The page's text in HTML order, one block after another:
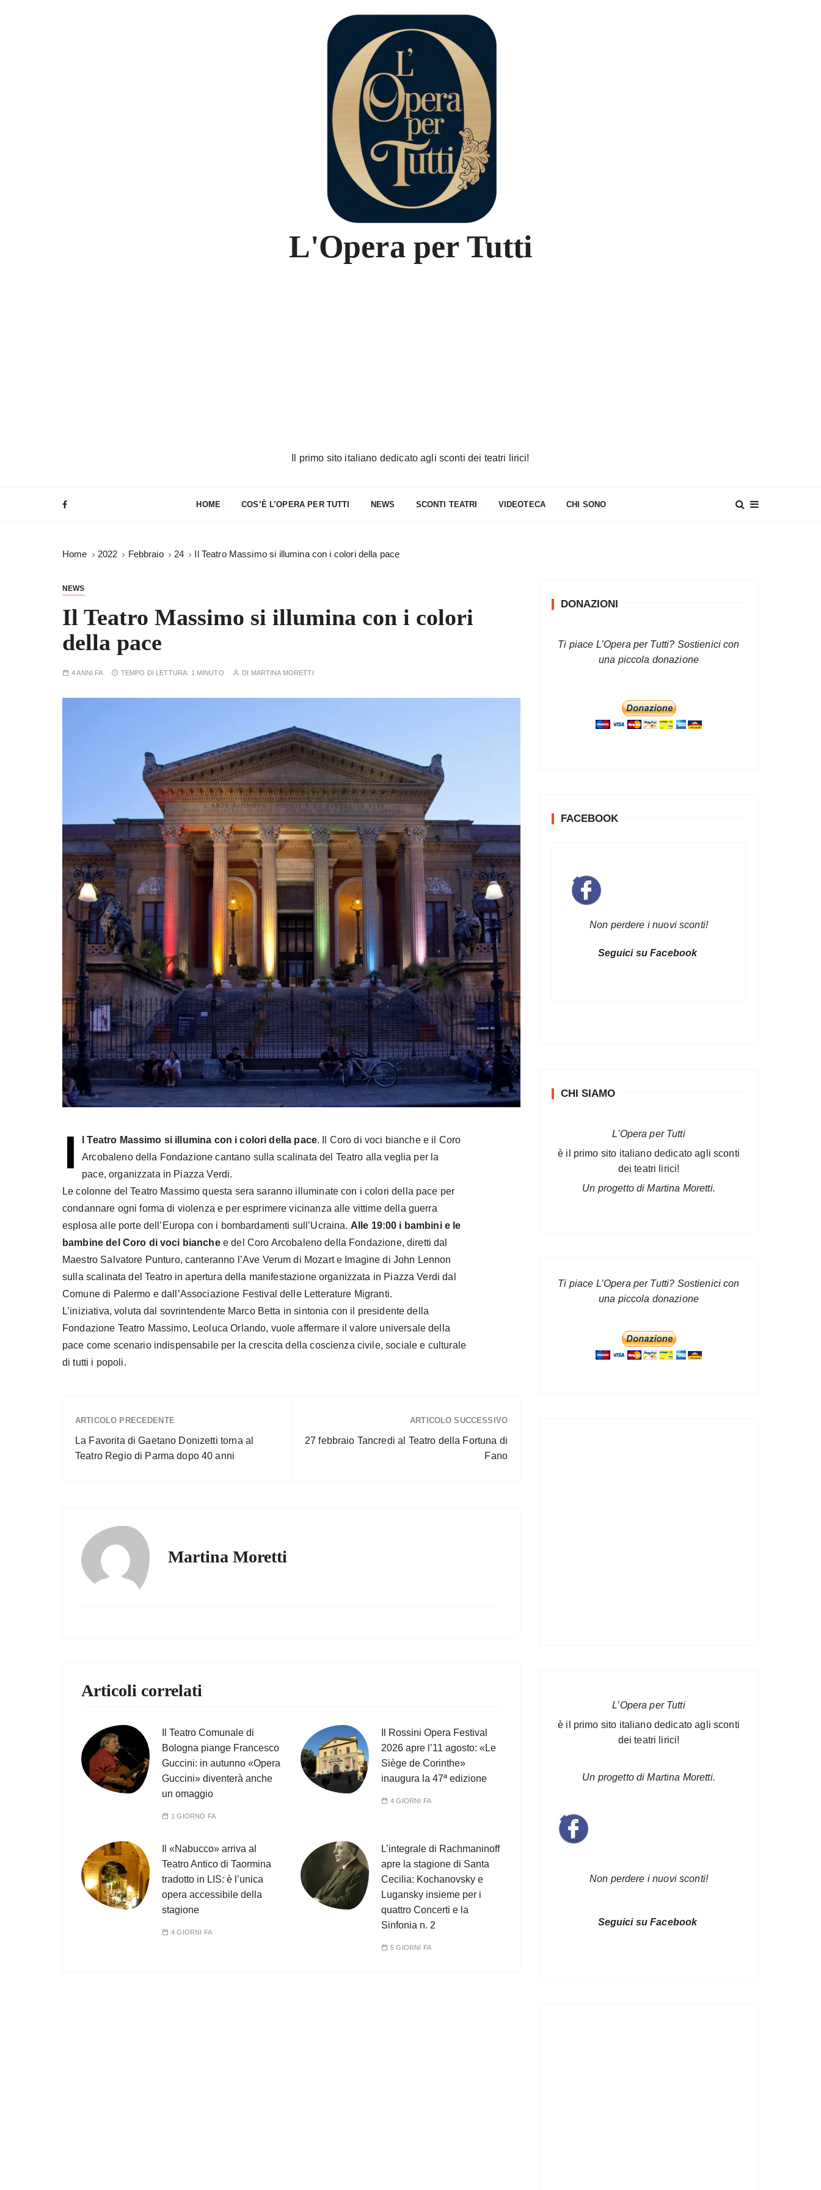
L'Opera per Tutti
Il primo sito italiano dedicato agli sconti dei teatri lirici!
HOME COS’È L’OPERA PER TUTTI NEWS SCONTI TEATRI VIDEOTECA CHI SONO
Home 2022 Febbraio 24 Il Teatro Massimo si illumina con i colori della pace
NEWS
Il Teatro Massimo si illumina con i colori
della pace
4 ANNI FA TEMPO DI LETTURA: 1 MINUTO DI MARTINA MORETTI
I l Teatro Massimo si illumina con i colori della pace. Il Coro di voci bianche e il Coro
Arcobaleno della Fondazione cantano sulla scalinata del Teatro alla veglia per la
pace, organizzata in Piazza Verdi.
Le colonne del Teatro Massimo questa sera saranno illuminate con i colori della pace per
condannare ogni forma di violenza e per esprimere vicinanza alle vittime della guerra
esplosa alle porte dell’Europa con i bombardamenti sull’Ucraina. Alle 19:00 i bambini e le
bambine del Coro di voci bianche e del Coro Arcobaleno della Fondazione, diretti dal
Maestro Salvatore Punturo, canteranno l’Ave Verum di Mozart e Imagine di John Lennon
sulla scalinata del Teatro in apertura della manifestazione organizzata in Piazza Verdi dal
Comune di Palermo e dall’Associazione Festival delle Letterature Migranti.
L’iniziativa, voluta dal sovrintendente Marco Betta in sintonia con il presidente della
Fondazione Teatro Massimo, Leoluca Orlando, vuole affermare il valore universale della
pace come scenario indispensabile per la crescita della coscienza civile, sociale e culturale
di tutti i popoli.
ARTICOLO PRECEDENTE
La Favorita di Gaetano Donizetti torna al
Teatro Regio di Parma dopo 40 anni
ARTICOLO SUCCESSIVO
27 febbraio Tancredi al Teatro della Fortuna di
Fano
Martina Moretti
Articoli correlati
Il Teatro Comunale di
Bologna piange Francesco
Guccini: in autunno «Opera
Guccini» diventerà anche
un omaggio
1 GIORNO FA
Il Rossini Opera Festival
2026 apre l’11 agosto: «Le
Siège de Corinthe»
inaugura la 47ª edizione
4 GIORNI FA
Il «Nabucco» arriva al
Teatro Antico di Taormina
tradotto in LIS: è l’unica
opera accessibile della
stagione
4 GIORNI FA
L’integrale di Rachmaninoff
apre la stagione di Santa
Cecilia: Kochanovsky e
Lugansky insieme per i
quattro Concerti e la
Sinfonia n. 2
5 GIORNI FA
DONAZIONI
Ti piace L’Opera per Tutti? Sostienici con
una piccola donazione
FACEBOOK
Non perdere i nuovi sconti!
Seguici su Facebook
CHI SIAMO
L'Opera per Tutti
è il primo sito italiano dedicato agli sconti
dei teatri lirici!
Un progetto di Martina Moretti.
Ti piace L’Opera per Tutti? Sostienici con
una piccola donazione
L’Opera per Tutti
è il primo sito italiano dedicato agli sconti
dei teatri lirici!
Un progetto di Martina Moretti.
Non perdere i nuovi sconti!
Seguici su Facebook